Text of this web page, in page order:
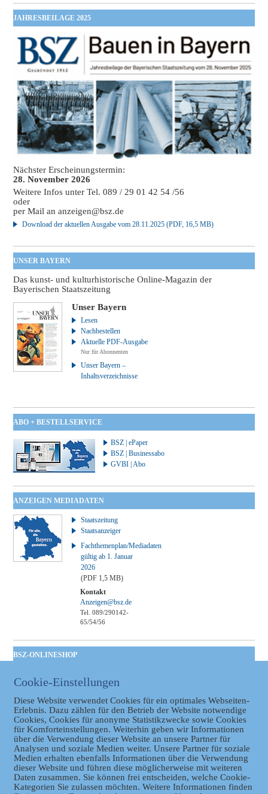
JAHRESBEILAGE 2025
Nächster Erscheinungstermin:
28. November 2026
Weitere Infos unter Tel. 089 / 29 01 42 54 /56
oder
per Mail ananzeigen@bsz.de
Download der aktuellen Ausgabe vom 28.11.2025 (PDF, 16,5 MB)
UNSER BAYERN
Das kunst- und kulturhistorische Online-Magazin der
Bayerischen Staatszeitung
Unser Bayern
Lesen
Nachbestellen
Aktuelle PDF-Ausgabe
Nur für Abonnenten
Unser Bayern –
Inhaltsverzeichnisse
ABO + BESTELLSERVICE
BSZ | ePaper
BSZ | Businessabo
GVBI | Abo
ANZEIGEN MEDIADATEN
Staatszeitung
Staatsanzeiger
Fachthemenplan/Mediadaten
gültig ab 1. Januar
2026
(PDF 1,5 MB)
Kontakt
Anzeigen@bsz.de
Tel. 089/290142-
65/54/56
BSZ-ONLINESHOP
Taschenbuch
GVBl | Einbanddecke
Datenschutz
Cookie-Einstellungen
Diese Website verwendet Cookies für ein optimales Webseiten-
Erlebnis. Dazu zählen für den Betrieb der Website notwendige
Cookies, Cookies für anonyme Statistikzwecke sowie Cookies
für Komforteinstellungen. Weiterhin geben wir Informationen
über die Verwendung dieser Website an unsere Partner für
Analysen und soziale Medien weiter. Unsere Partner für soziale
Medien erhalten ebenfalls Informationen über die Verwendung
dieser Website und führen diese möglicherweise mit weiteren
Daten zusammen. Sie können frei entscheiden, welche Cookie-
Kategorien Sie zulassen möchten. Weitere Informationen finden